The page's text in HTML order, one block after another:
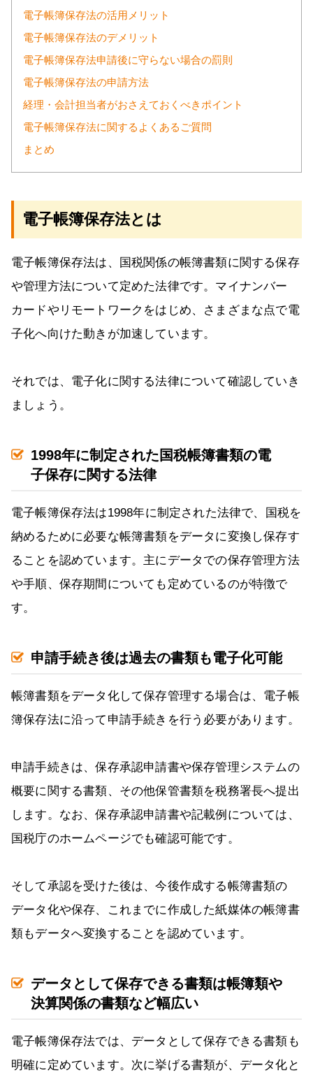
電子帳簿保存法の活用メリット
電子帳簿保存法のデメリット
電子帳簿保存法申請後に守らない場合の罰則
電子帳簿保存法の申請方法
経理・会計担当者がおさえておくべきポイント
電子帳簿保存法に関するよくあるご質問
まとめ
電子帳簿保存法とは
電子帳簿保存法は、国税関係の帳簿書類に関する保存
や管理方法について定めた法律です。マイナンバー
カードやリモートワークをはじめ、さまざまな点で電
子化へ向けた動きが加速しています。
それでは、電子化に関する法律について確認していき
ましょう。
1998年に制定された国税帳簿書類の電
子保存に関する法律
電子帳簿保存法は1998年に制定された法律で、国税を
納めるために必要な帳簿書類をデータに変換し保存す
ることを認めています。主にデータでの保存管理方法
や手順、保存期間についても定めているのが特徴で
す。
申請手続き後は過去の書類も電子化可能
帳簿書類をデータ化して保存管理する場合は、電子帳
簿保存法に沿って申請手続きを行う必要があります。
申請手続きは、保存承認申請書や保存管理システムの
概要に関する書類、その他保管書類を税務署長へ提出
します。なお、保存承認申請書や記載例については、
国税庁のホームページでも確認可能です。
そして承認を受けた後は、今後作成する帳簿書類の
データ化や保存、これまでに作成した紙媒体の帳簿書
類もデータへ変換することを認めています。
データとして保存できる書類は帳簿類や
決算関係の書類など幅広い
電子帳簿保存法では、データとして保存できる書類も
明確に定めています。次に挙げる書類が、データ化と